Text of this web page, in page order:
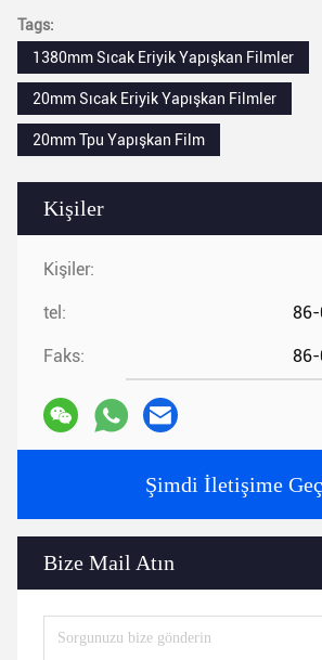
Kişiler
Kişiler:
tel:
Faks:
Şimdi İletişime
Bize Mail Atın
Tags:
1380mm Sıcak Eriyik Yapışkan Filmler
20mm Sıcak Eriyik Yapışkan Filmler
20mm Tpu Yapışkan Film